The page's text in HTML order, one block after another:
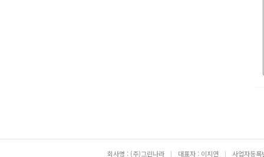
회사명 : (주)그린나라 | 대표자 : 이지연 | 사업자등